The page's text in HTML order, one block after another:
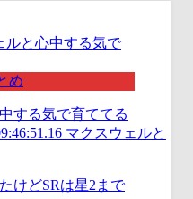
め
する気で育ててる
マクスウェルと